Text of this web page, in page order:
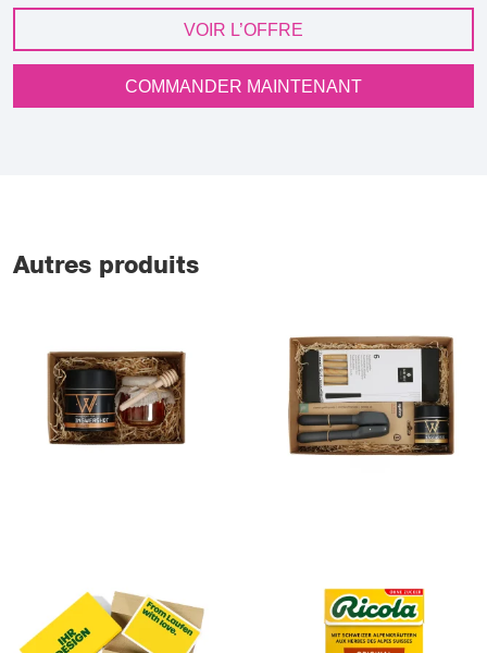
VOIR L’OFFRE
COMMANDER MAINTENANT
Autres produits